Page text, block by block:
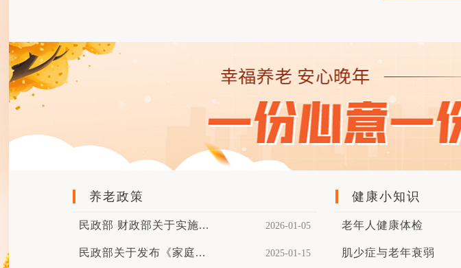
养老政策
民政部 财政部关于实施... 2026-01-05
民政部关于发布《家庭... 2025-01-15
健康小知识
老年人健康体检
肌少症与老年衰弱